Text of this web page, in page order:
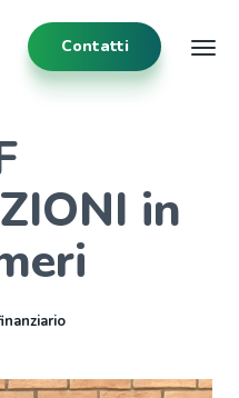
Contatti
in